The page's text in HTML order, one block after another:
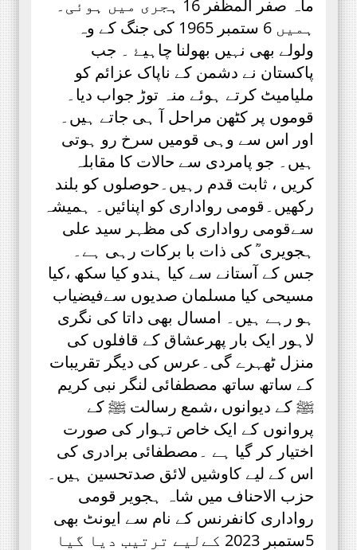
ماہ صفر المظفر 16 ہجری میں ہوئی۔
ہمیں 6 ستمبر 1965 کی جنگ کے وہ
ولولے بھی نہیں بھولنا چاہیۓ ۔ جب
پاکستان نے دشمن کے ناپاک عزائم کو
ملیامیٹ کرتے ہوئے منہ توڑ جواب دیا۔
قوموں پر کٹھن مراحل آ ہی جاتے ہیں۔
اور اس سے وہی قومیں سرخ رو ہوتی
ہیں۔ جو پامردی سے حالات کا مقابلہ
کریں ، ثابت قدم رہیں۔حوصلوں کو بلند
رکھیں۔قومی رواداری کو اپنائیں۔ ہمیشہ
سےقومی رواداری کی مظہر سید علی
ہجویری ؒ کی ذات با برکات رہی ہے۔
جس کے آستانے سے کیا ہندو کیا سکھ ،کیا
مسیحی کیا مسلمان صدیوں سےفیضیاب
ہو رہے ہیں۔ امسال بھی داتا کی نگری
لاہور ایک بار پھرعشاق کے قافلوں کی
منزل ٹھہرے گی۔عرس کی دیگر تقریبات
کے ساتھ ساتھ مصطفائی لنگر نبی کریم
ﷺ کے دیوانوں ،شمع رسالت ﷺ کے
پروانوں کے ایک خاص تہوار کی صورت
اختیار کر گیا ہے ۔مصطفائی برادری کی
اس کے لیے کاوشیں لائق صدتحسین ہیں۔
حزب الاحناف میں شاہ ہجویر قومی
رواداری کانفرنس کے نام سے ایونٹ بھی
5ستمبر 2023 کےلیے ترتیب دیا گیا